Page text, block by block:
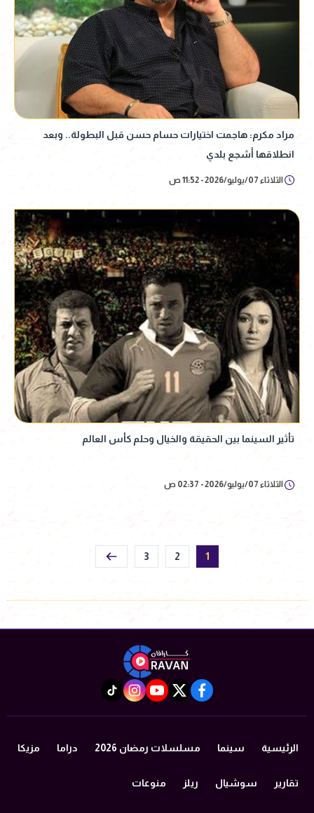
مراد مكرم: هاجمت اختيارات حسام حسن قبل البطولة.. وبعد
انطلاقها أشجع بلدي
الثلاثاء 07/يوليو/2026 - 11:52 ص
تأثير السينما بين الحقيقة والخيال وحلم كأس العالم
الثلاثاء 07/يوليو/2026 - 02:37 ص
1
2
3
facebook
twitter
youtube
instagram
tiktok
الرئيسية سينما مسلسلات رمضان 2026 دراما مزيكا
تقارير سوشيال ريلز منوعات